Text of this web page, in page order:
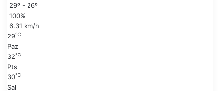
a
y
f
29º - 26º
100%
6.31 km/h
29℃
Paz
32℃
Pts
30℃
Sal